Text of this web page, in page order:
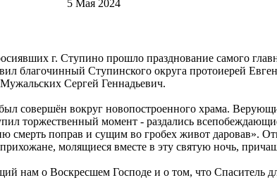
5 Мая 2024
г. Ступино прошло празднование самого
благочинный Ступинского округа протоиерей
Сергей Геннадьевич.
совершён вокруг новопостроенного храма.
торжественный момент - раздались
смерть поправ и сущим во гробех живот даровав».
молящиеся вместе в эту святую ночь,
о Воскресшем Господе и о том, что Спаситель